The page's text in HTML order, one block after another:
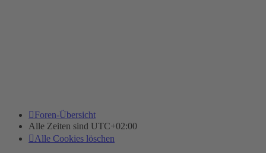
Foren-Übersicht
Alle Zeiten sind UTC+02:00
Alle Cookies löschen